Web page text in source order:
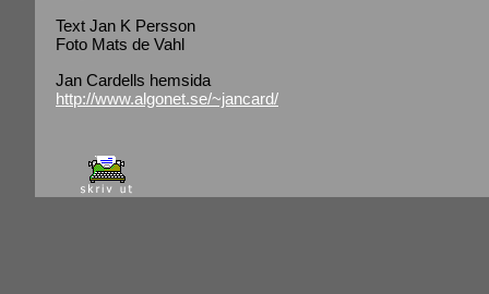
Text Jan K Persson
Foto Mats de Vahl
Jan Cardells hemsida
http://www.algonet.se/~jancard/